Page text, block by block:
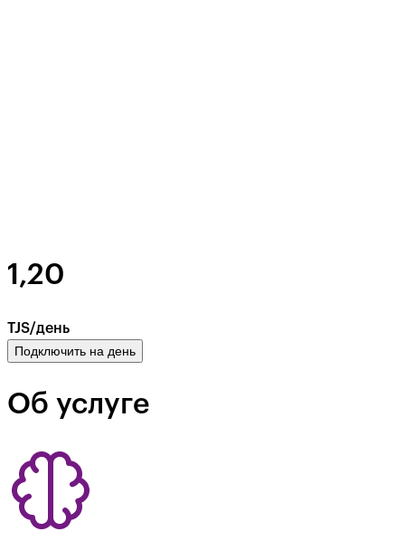
1,20
TJS/день
Подключить на день
Об услуге